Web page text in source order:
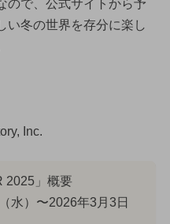
ので、公式サイトから予
い冬の世界を存分に楽し
Inc.
2025」概要
水）〜2026年3月3日